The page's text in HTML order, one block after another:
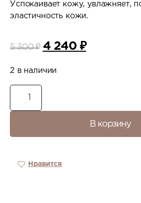
Успокаивает кожу, увлажняет,
эластичность кожи.
5 300₽ 4 240 ₽
2 в наличии
В корзину
Нравится